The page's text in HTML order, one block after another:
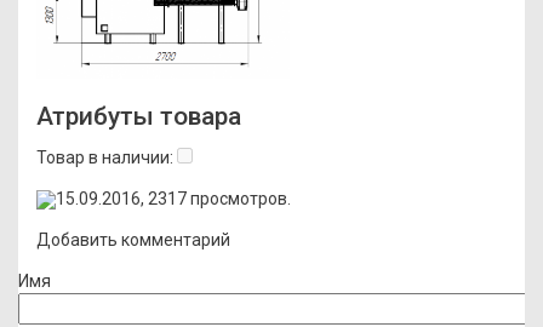
Атрибуты товара
Товар в наличии:
15.09.2016, 2317просмотров.
Добавить комментарий
Имя